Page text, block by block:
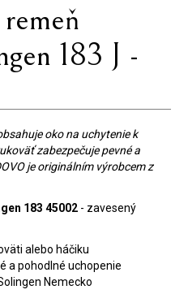
183 J -
oko na uchytenie k
zabezpečuje pevné a
je originálním výrobcem z
183 45002- zavesený
alebo háčiku
a pohodlné uchopenie
Nemecko